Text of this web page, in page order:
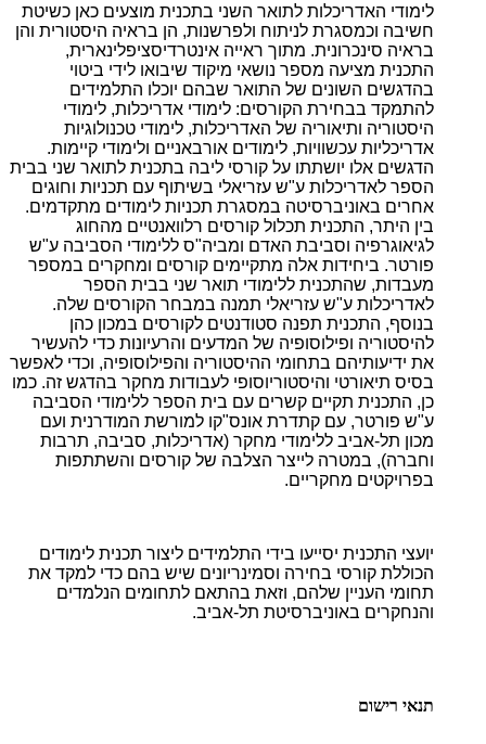
לימודי האדריכלות לתואר השני בתכנית מוצעים כאן כשיטת
חשיבה וכמסגרת לניתוח ולפרשנות, הן בראיה היסטורית והן
בראיה סינכרונית. מתוך ראייה אינטרדיסציפלינארית,
התכנית מציעה מספר נושאי מיקוד שיבואו לידי ביטוי
בהדגשים השונים של התואר שבהם יוכלו התלמידים
להתמקד בבחירת הקורסים: לימודי אדריכלות, לימודי
היסטוריה ותיאוריה של האדריכלות, לימודי טכנולוגיות
אדריכליות עכשוויות, לימודים אורבאניים ולימודי קיימות.
הדגשים אלו יושתתו על קורסי ליבה בתכנית לתואר שני בבית
הספר לאדריכלות ע"ש עזריאלי בשיתוף עם תכניות וחוגים
אחרים באוניברסיטה במסגרת תכניות לימודים מתקדמים.
בין היתר, התכנית תכלול קורסים רלוואנטיים מהחוג
לגיאוגרפיה וסביבת האדם ומביה"ס ללימודי הסביבה ע"ש
פורטר. ביחידות אלה מתקיימים קורסים ומחקרים במספר
מעבדות, שהתכנית ללימודי תואר שני בבית הספר
לאדריכלות ע"ש עזריאלי תמנה במבחר הקורסים שלה.
בנוסף, התכנית תפנה סטודנטים לקורסים במכון כהן
להיסטוריה ופילוסופיה של המדעים והרעיונות כדי להעשיר
את ידיעותיהם בתחומי ההיסטוריה והפילוסופיה, וכדי לאפשר
בסיס תיאורטי והיסטוריוסופי לעבודות מחקר בהדגש זה. כמו
כן, התכנית תקיים קשרים עם בית הספר ללימודי הסביבה
ע"ש פורטר, עם קתדרת אונס"קו למורשת המודרנית ועם
מכון תל-אביב ללימודי מחקר (אדריכלות, סביבה, תרבות
וחברה), במטרה לייצר הצלבה של קורסים והשתתפות
בפרויקטים מחקריים.
יועצי התכנית יסייעו בידי התלמידים ליצור תכנית לימודים
הכוללת קורסי בחירה וסמינריונים שיש בהם כדי למקד את
תחומי העניין שלהם, וזאת בהתאם לתחומים הנלמדים
והנחקרים באוניברסיטת תל-אביב.
תנאי רישום